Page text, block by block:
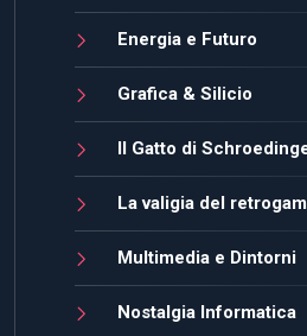
Energia e Futuro
Grafica & Silicio
Il Gatto di
La valigia del
Multimedia e Dintorni
Nostalgia Informatica